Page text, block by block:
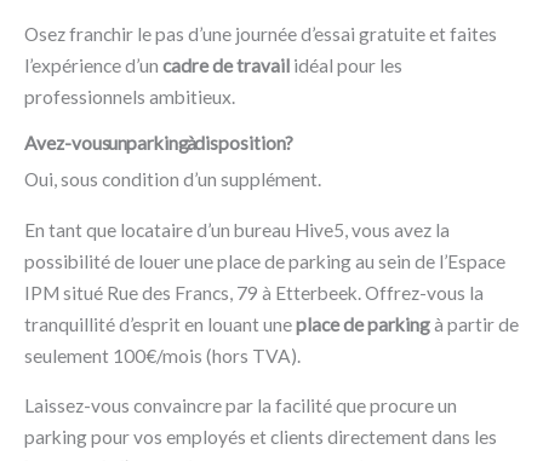
Osez franchir le pas d’une journée d’essai gratuite et faites
l’expérience d’un cadre de travail idéal pour les
professionnels ambitieux.
Avez-vous un parking à disposition ?
Oui, sous condition d’un supplément.
En tant que locataire d’un bureau Hive5, vous avez la
possibilité de louer une place de parking au sein de l’Espace
IPM situé Rue des Francs, 79 à Etterbeek. Offrez-vous la
tranquillité d’esprit en louant uneplace de parkingà partir de
seulement 100€/mois (hors TVA).
Laissez-vous convaincre par la facilité que procure un
parking pour vos employés et clients directement dans les